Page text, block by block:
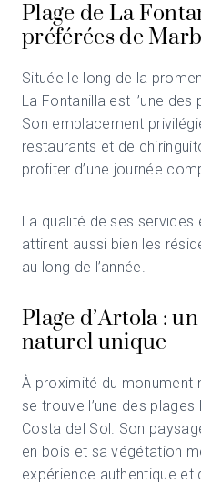
Plage de La
préférées de
Située le long de la
La Fontanilla est l’une
Son emplacement
restaurants et de
profiter d’une journée
La qualité de ses
attirent aussi bien les
au long de l’année.
Plage d’Artola :
naturel unique
À proximité du monument
se trouve l’une des
Costa del Sol. Son
en bois et sa végétation
expérience authentique et